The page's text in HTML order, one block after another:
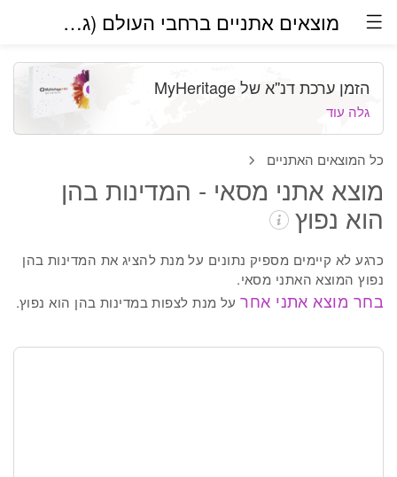
מוצאים אתניים ברחבי העולם (גרסת בטא)
כל המוצאים האתניים
מוצא אתני מסאי - המדינות בהן
הוא נפוץ
כרגע לא קיימים מספיק נתונים על מנת להציג את המדינות בהן
נפוץ המוצא האתני מסאי.
בחר מוצא אתני אחרעל מנת לצפות במדינות בהן הוא נפוץ.
הזמן ערכת דנ''א של MyHeritage
גלה עוד